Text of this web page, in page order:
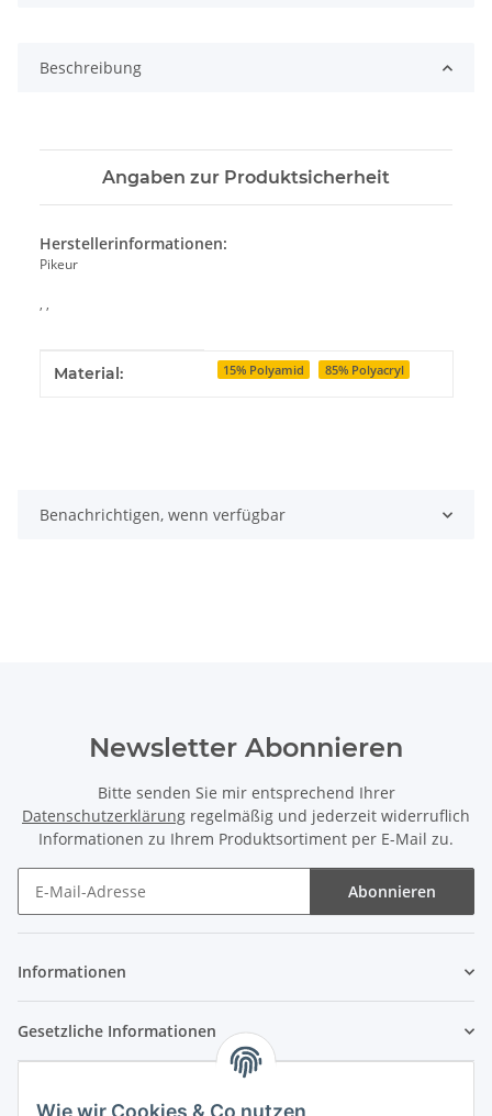
Beschreibung
Angaben zur Produktsicherheit
Herstellerinformationen:
Pikeur
, ,
Produkteigenschaft
Wert
Material: 15% Polyamid 85% Polyacryl
Benachrichtigen, wenn verfügbar
Newsletter Abonnieren
Bitte senden Sie mir entsprechend Ihrer
Datenschutzerklärung regelmäßig und jederzeit widerruflich
Informationen zu Ihrem Produktsortiment per E-Mail zu.
Abonnieren
Informationen
Gesetzliche Informationen